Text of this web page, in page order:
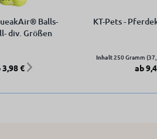
Balls-
div. Größen
3,98 €
KT-Pets -
Inhalt250 Gramm
ab